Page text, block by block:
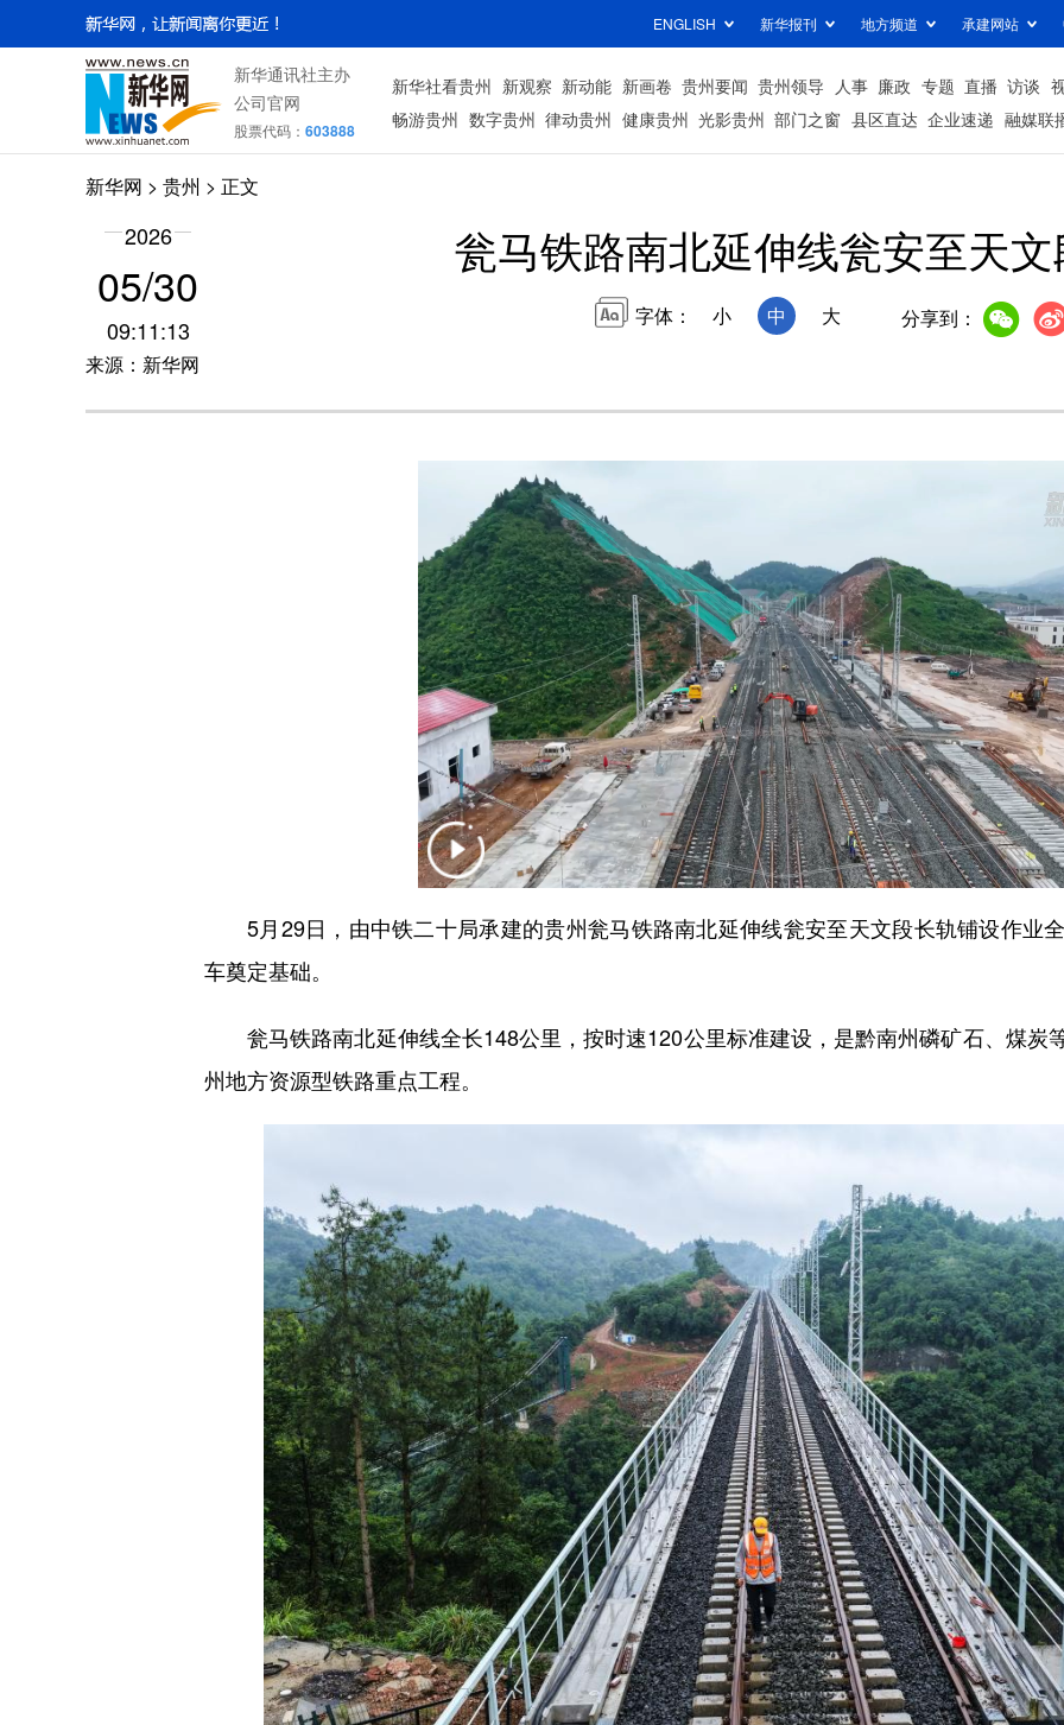
ENGLISH 新华报刊 地方频道 承建网站
新华通讯社主办
公司官网
股票代码： 603888
新华社看贵州 新观察 新动能 新画卷 贵州要闻 贵州领导 人事 廉政 专题 直播 访谈
畅游贵州 数字贵州 律动贵州 健康贵州 光影贵州 部门之窗 县区直达 企业速递 融媒联
新华网 > 贵州 > 正文
2026
05/30
09:11:13
来源：新华网
瓮马铁路南北延伸线瓮安至天
字体： 小 中 大 分享到：
5月29日，由中铁二十局承建的贵州瓮马铁路南北延伸线瓮安至天文段长轨铺设作业
车奠定基础。
瓮马铁路南北延伸线全长148公里，按时速120公里标准建设，是黔南州磷矿石、煤炭
州地方资源型铁路重点工程。